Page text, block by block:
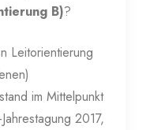
B)?
Leitorientierung
im Mittelpunkt
2017,